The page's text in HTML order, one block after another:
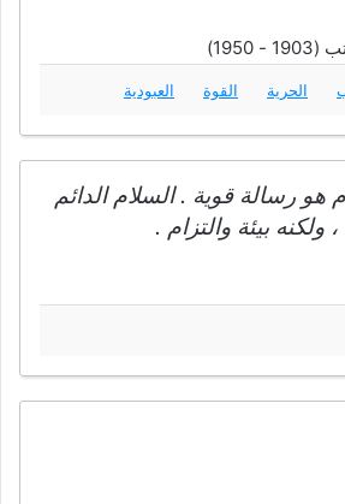
- 1950)
الحرية القوة العبودية
هو رسالة قوية . السلام الدائم
ولكنه بيئة والتزام .